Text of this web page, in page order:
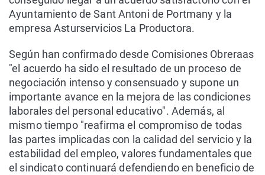
Ayuntamiento de Sant Antoni de Portmany y la
empresa Asturservicios La Productora.
Según han confirmado desde Comisiones Obreraas
"el acuerdo ha sido el resultado de un proceso de
negociación intenso y consensuado y supone un
importante avance en la mejora de las condiciones
laborales del personal educativo". Además, al
mismo tiempo "reafirma el compromiso de todas
las partes implicadas con la calidad del servicio y la
estabilidad del empleo, valores fundamentales que
el sindicato continuará defendiendo en beneficio de